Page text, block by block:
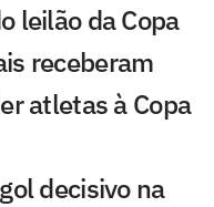
leilão da Copa
receberam
atletas à Copa
decisivo na